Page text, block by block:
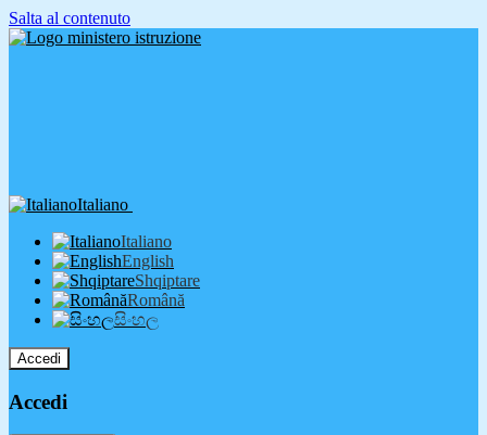
Salta al contenuto
Italiano
Italiano
English
Shqiptare
Română
සිංහල
Accedi
Accedi